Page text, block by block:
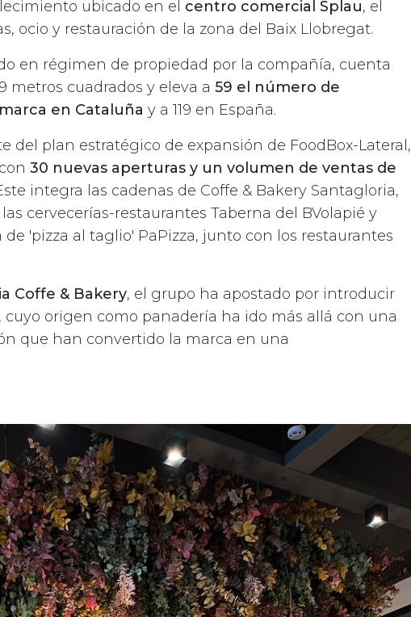
ubicado en el centro comercial Splau, el
ocio y restauración de la zona del Baix Llobregat.
en régimen de propiedad por la compañía, cuenta
metros cuadrados y eleva a 59 el número de
en Cataluña y a 119 en España.
del plan estratégico de expansión de FoodBox-Lateral,
30 nuevas aperturas y un volumen de ventas de
integra las cadenas de Coffe & Bakery Santagloria,
las cervecerías-restaurantes Taberna del BVolapié y
de 'pizza al taglio' PaPizza, junto con los restaurantes
Coffe & Bakery, el grupo ha apostado por introducir
cuyo origen como panadería ha ido más allá con una
que han convertido la marca en una